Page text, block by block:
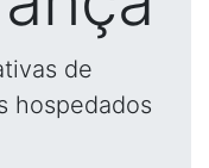
de
hospedados